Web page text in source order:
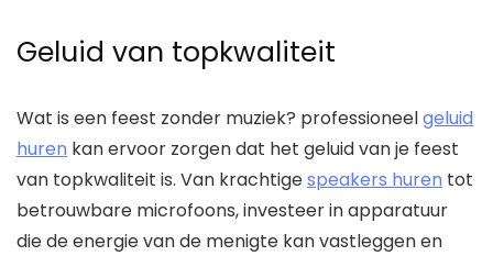
Geluid van topkwaliteit
Wat is een feest zonder muziek? professioneelgeluid
huren kan ervoor zorgen dat het geluid van je feest
van topkwaliteit is. Van krachtigespeakers huren tot
betrouwbare microfoons, investeer in apparatuur
die de energie van de menigte kan vastleggen en